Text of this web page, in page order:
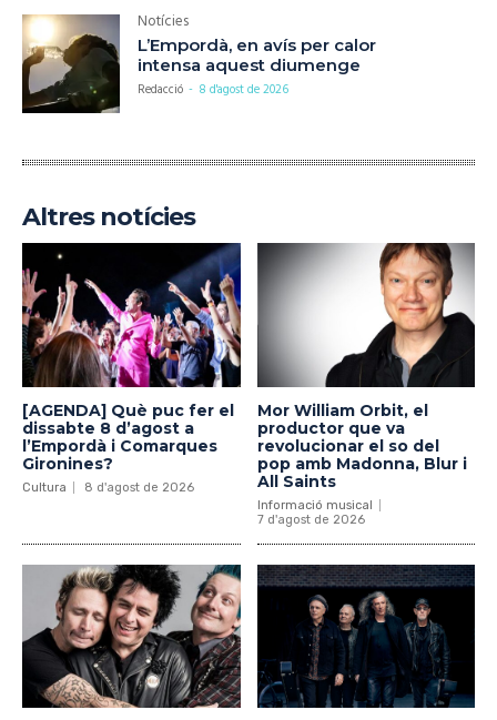
Notícies
L’Empordà, en avís per calor
intensa aquest diumenge
Redacció - 8 d'agost de 2026
Altres notícies
[AGENDA] Què puc fer el
dissabte 8 d’agost a
l’Empordà i Comarques
Gironines?
Cultura 8 d'agost de 2026
Mor William Orbit, el
productor que va
revolucionar el so del
pop amb Madonna, Blur i
All Saints
Informació musical
7 d'agost de 2026